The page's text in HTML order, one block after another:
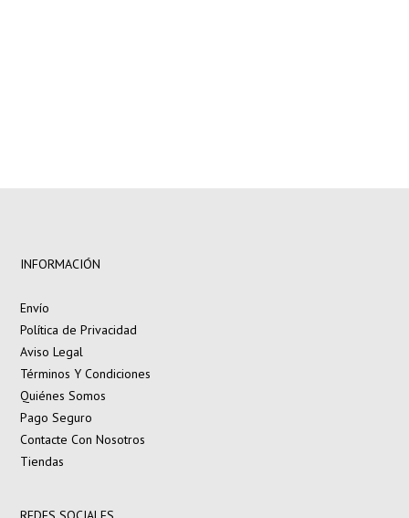
INFORMACIÓN
Envío
Política de Privacidad
Aviso Legal
Términos Y Condiciones
Quiénes Somos
Pago Seguro
Contacte Con Nosotros
Tiendas